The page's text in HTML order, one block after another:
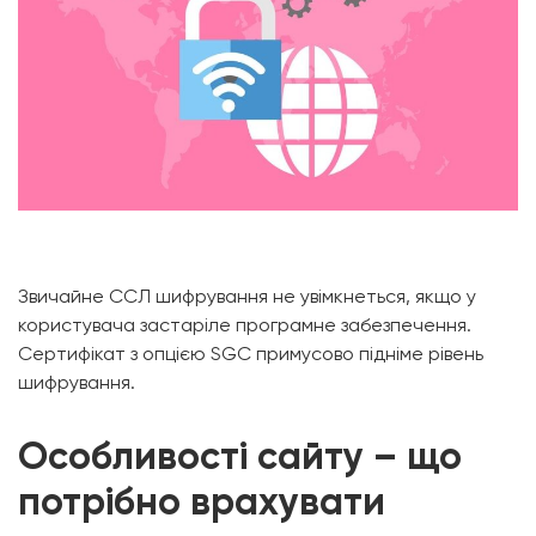
Звичайне ССЛ шифрування не увімкнеться, якщо у
користувача застаріле програмне забезпечення.
Сертифікат з опцією SGC примусово підніме рівень
шифрування.
Особливості сайту – що
потрібно врахувати